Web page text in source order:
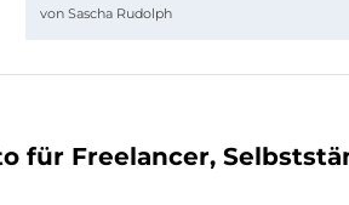
von Sascha Rudolph
für Freelancer,